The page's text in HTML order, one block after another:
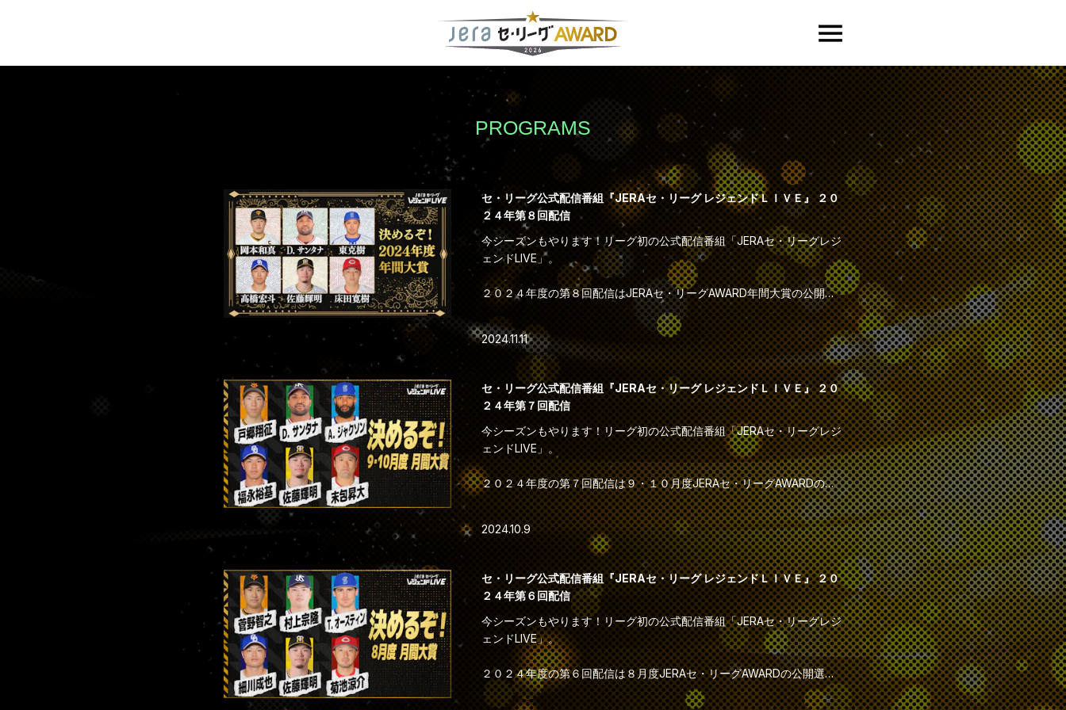
PROGRAMS
セ・リーグ公式配信番組『JERAセ・リーグ レジェンドＬＩＶＥ』 ２０
２４年第８回配信
今シーズンもやります！リーグ初の公式配信番組「JERAセ・リーグレジ
ェンドLIVE」。
２０２４年度の第８回配信はJERAセ・リーグAWARD年間大賞の公開選
各球団でもっともノミネート回数の多かった選手達の中から、今年一年
間でもっともチームの勝利に貢献した選手「JERAセ・リーグAWARD年
間大賞」を決定いたします。
昨年の東克樹投手に続き、年間大賞を受賞するのはどの選手でしょう
か！？
そして、選考会の前にはJERAクライマックスAWARD特別賞の選考も行
います。
他では見れない豪華出演陣が織りなす至極のトークライブをご覧くださ
い。
◆出演（敬称略）
高橋由伸 （読売ジャイアンツOB
宮本慎也 （東京ヤクルトスワローズOB）
佐々木主浩（横浜DeNAベイスターズOB）
川上憲伸 （中日ドラゴンズOB）
鳥谷敬氏（阪神タイガースOB）
前田智徳 （広島東洋カープOB）
＜進行＞
2024.11.11
セ・リーグ公式配信番組『JERAセ・リーグ レジェンドＬＩＶＥ』 ２０
２４年第７回配信
今シーズンもやります！リーグ初の公式配信番組「JERAセ・リーグレジ
ェンドLIVE」。
２０２４年度の第７回配信は９・１０月度JERAセ・リーグAWARDの公
開選考会を行います。
先月の３・４月度の東京ヤクルトスワローズ・ヤフーレ投手、５月度の
広島東洋カープ・小園選手、６・７月度の中日ドラゴンズ・髙橋宏斗投
手、８月度の阪神タイガース・佐藤輝明選手に続き、月間大賞を受賞す
るのはどの選手でしょうか！？
そして、選考会の前には直前に迫ったJERAクライマックスシリーズ セ
の見どころをレジェンド達が徹底解説します。
他では見れない豪華出演陣が織りなす至極のトークライブをご覧くださ
い。
2024.10.9
セ・リーグ公式配信番組『JERAセ・リーグ レジェンドＬＩＶＥ』 ２０
２４年第６回配信
今シーズンもやります！リーグ初の公式配信番組「JERAセ・リーグレジ
ェンドLIVE」。
２０２４年度の第６回配信は８月度JERAセ・リーグAWARDの公開選考
会を行います。